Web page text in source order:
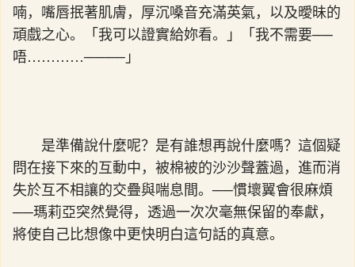
喃，嘴唇抿著肌膚，厚沉嗓音充滿英氣，以及曖昧的
頑戲之心。「我可以證實給妳看。」「我不需要──
唔…………────」
是準備說什麼呢？是有誰想再說什麼嗎？這個疑
問在接下來的互動中，被棉被的沙沙聲蓋過，進而消
失於互不相讓的交疊與喘息間。──慣壞翼會很麻煩
──瑪莉亞突然覺得，透過一次次毫無保留的奉獻，
將使自己比想像中更快明白這句話的真意。